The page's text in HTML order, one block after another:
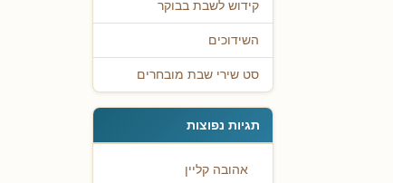
קידוש לשבת בבוקר
השידוכים
סט שירי שבת מובחרים
תגיות נפוצות
אהובה קליין